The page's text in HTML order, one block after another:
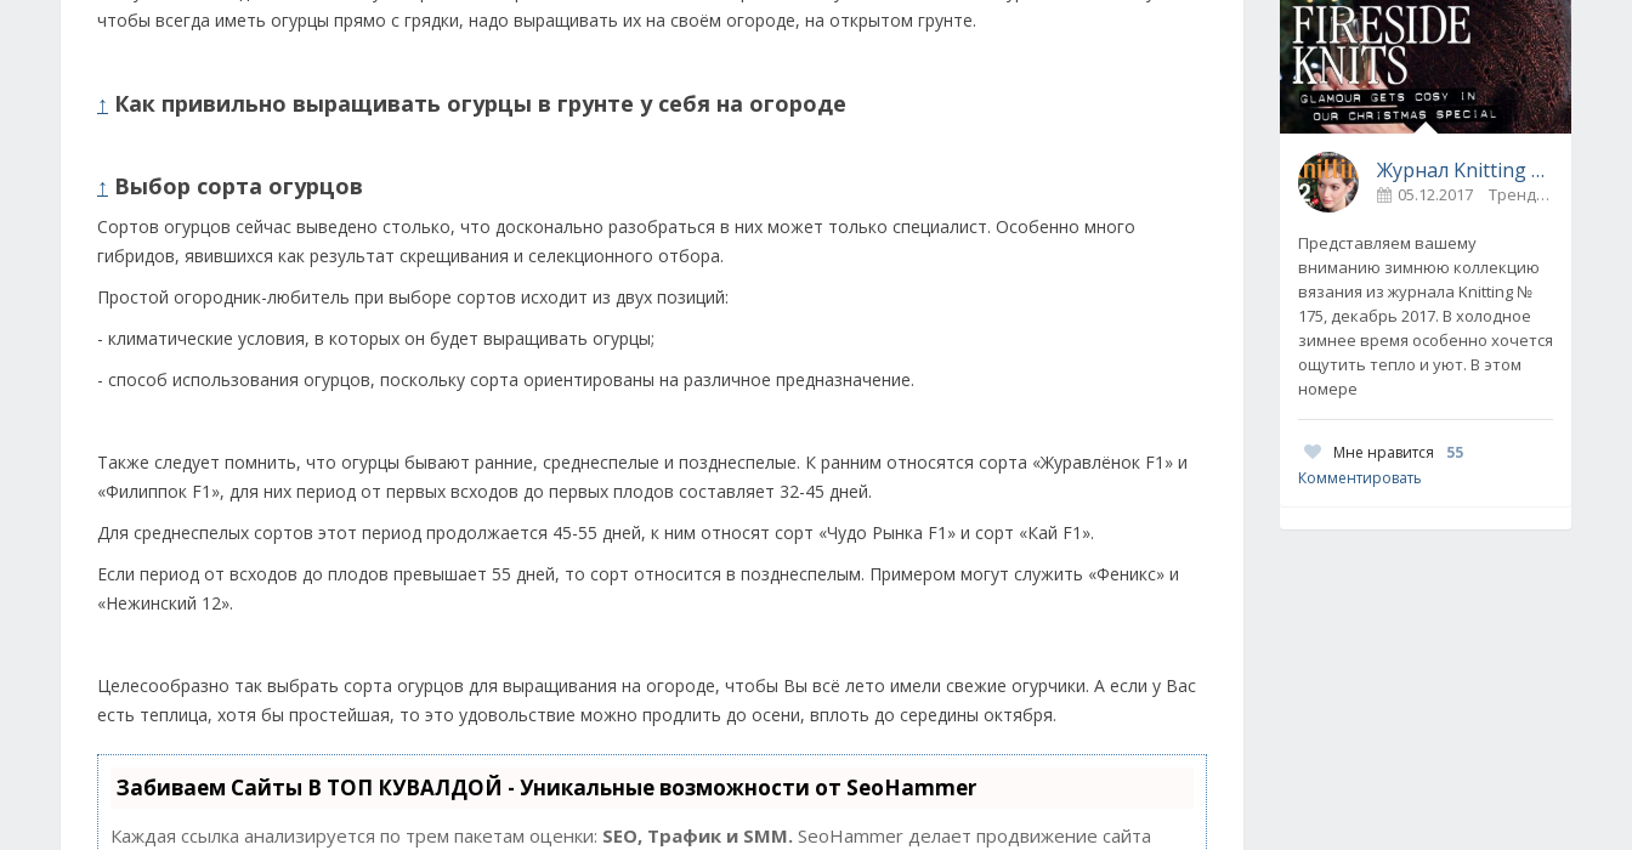
чтобы всегда иметь огурцы прямо с грядки, надо выращивать их на своём огороде, на открытом грунте.
↑ Как привильно выращивать огурцы в грунте у себя на огороде
↑ Выбор сорта огурцов
Сортов огурцов сейчас выведено столько, что досконально разобраться в них может только специалист. Особенно много
гибридов, явившихся как результат скрещивания и селекционного отбора.
Простой огородник-любитель при выборе сортов исходит из двух позиций:
- климатические условия, в которых он будет выращивать огурцы;
- способ использования огурцов, поскольку сорта ориентированы на различное предназначение.
Также следует помнить, что огурцы бывают ранние, среднеспелые и позднеспелые. К ранним относятся сорта «Журавлёнок F1» и
«Филиппок F1», для них период от первых всходов до первых плодов составляет 32-45 дней.
Для среднеспелых сортов этот период продолжается 45-55 дней, к ним относят сорт «Чудо Рынка F1» и сорт «Кай F1».
Если период от всходов до плодов превышает 55 дней, то сорт относится в позднеспелым. Примером могут служить «Феникс» и
«Нежинский 12».
Целесообразно так выбрать сорта огурцов для выращивания на огороде, чтобы Вы всё лето имели свежие огурчики. А если у Вас
есть теплица, хотя бы простейшая, то это удовольствие можно продлить до осени, вплоть до середины октября.
Забиваем Сайты В ТОП КУВАЛДОЙ - Уникальные возможности от SeoHammer
Каждая ссылка анализируется по трем пакетам оценки: SEO, Трафик и SMM. SeoHammer делает продвижение сайта
Журнал Knitting № 175, декабрь 2017
05.12.2017 Тренды
Представляем вашему
вниманию зимнюю коллекцию
вязания из журнала Knitting №
175, декабрь 2017. В холодное
зимнее время особенно хочется
ощутить тепло и уют. В этом
номере
Мне нравится
55
Комментировать